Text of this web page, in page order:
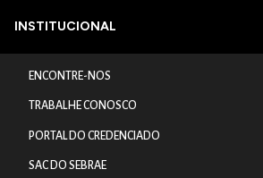
INSTITUCIONAL
ENCONTRE-NOS
TRABALHE CONOSCO
PORTAL DO CREDENCIADO
SAC DO SEBRAE